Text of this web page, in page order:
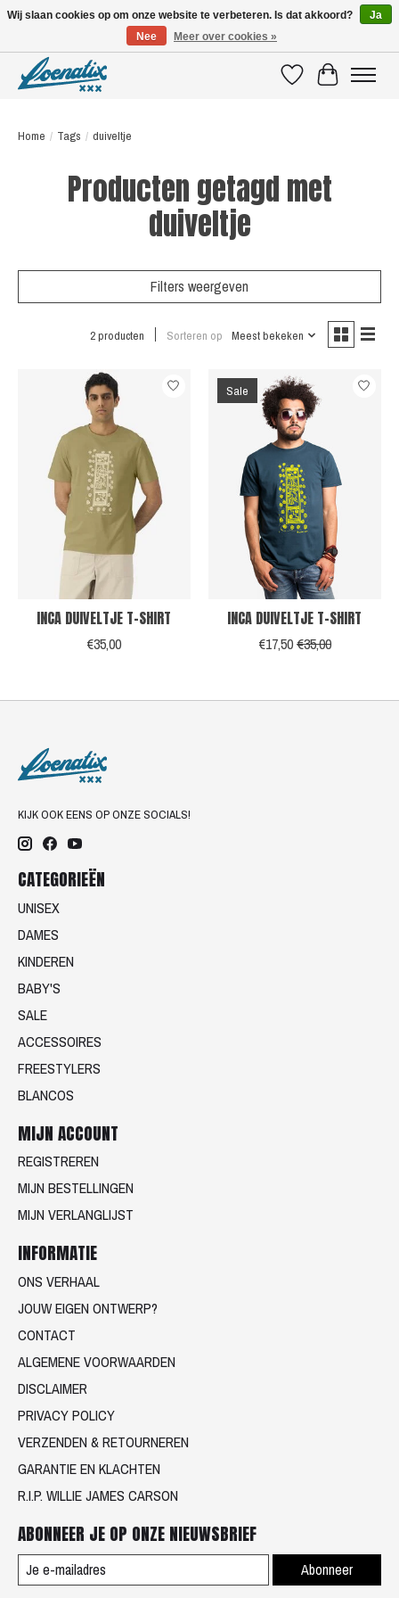
VerlanglijstWinkelwagen
Home / Tags / duiveltje
Producten getagd met
duiveltje
Filters weergeven
2 producten Sorteren op Meest bekeken
INCA DUIVELTJE T-SHIRT
€35,00
Sale
INCA DUIVELTJE T-SHIRT
€17,50€35,00
KIJK OOK EENS OP ONZE SOCIALS!
CATEGORIEËN
UNISEX
DAMES
KINDEREN
BABY'S
SALE
ACCESSOIRES
FREESTYLERS
BLANCOS
MIJN ACCOUNT
REGISTREREN
MIJN BESTELLINGEN
MIJN VERLANGLIJST
INFORMATIE
ONS VERHAAL
JOUW EIGEN ONTWERP?
CONTACT
ALGEMENE VOORWAARDEN
DISCLAIMER
PRIVACY POLICY
VERZENDEN & RETOURNEREN
GARANTIE EN KLACHTEN
R.I.P. WILLIE JAMES CARSON
ABONNEER JE OP ONZE NIEUWSBRIEF
Abonneer
Wij slaan cookies op om onze website te verbeteren. Is dat akkoord?
Ja
Nee
Meer over cookies »